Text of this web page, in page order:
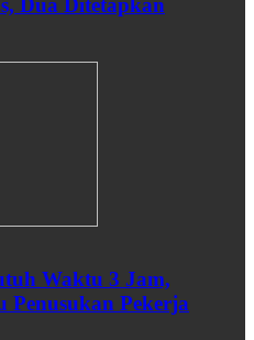
Waktu 3 Jam,
Penusukan Pekerja